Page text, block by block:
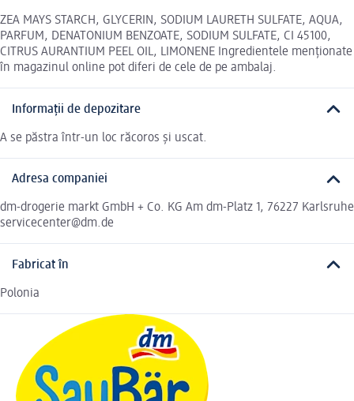
ZEA MAYS STARCH, GLYCERIN, SODIUM LAURETH SULFATE, AQUA,
PARFUM, DENATONIUM BENZOATE, SODIUM SULFATE, CI 45100,
CITRUS AURANTIUM PEEL OIL, LIMONENE Ingredientele menționate
în magazinul online pot diferi de cele de pe ambalaj.
Informații de depozitare
A se păstra într-un loc răcoros și uscat.
Adresa companiei
dm-drogerie markt GmbH + Co. KG Am dm-Platz 1, 76227 Karlsruhe
servicecenter@dm.de
Fabricat în
Polonia